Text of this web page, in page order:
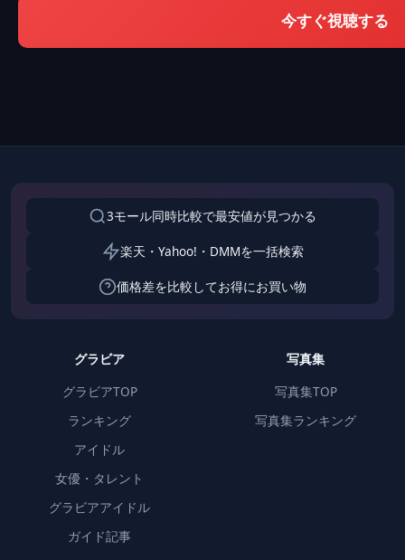
今すぐ視聴する
3モール同時比較で最安値が見つかる
楽天・Yahoo!・DMMを一括検索
価格差を比較してお得にお買い物
グラビア
グラビアTOP
ランキング
アイドル
女優・タレント
グラビアアイドル
ガイド記事
写真集
写真集TOP
写真集ランキング